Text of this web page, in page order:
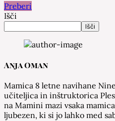
Preberi
Išči
Išči
Anja Oman
Mamica 8 letne navihane
učiteljica in inštruktorica
na Mamini mazi vsaka
ljubezen, ki si jo lahko med